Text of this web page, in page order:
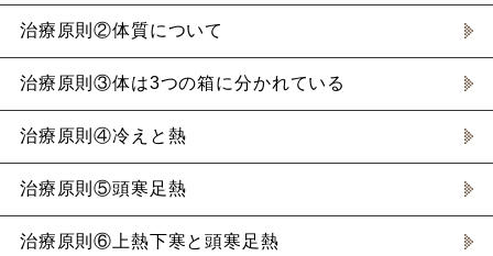
治療原則②体質について
治療原則③体は3つの箱に分かれている
治療原則④冷えと熱
治療原則⑤頭寒足熱
治療原則⑥上熱下寒と頭寒足熱